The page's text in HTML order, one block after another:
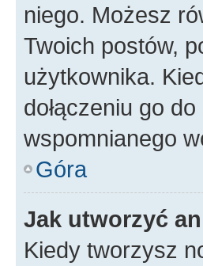
niego. Możesz
Twoich postów,
użytkownika.
dołączeniu go
wspomnianego
Góra
Jak utworzyć
Kiedy tworzysz